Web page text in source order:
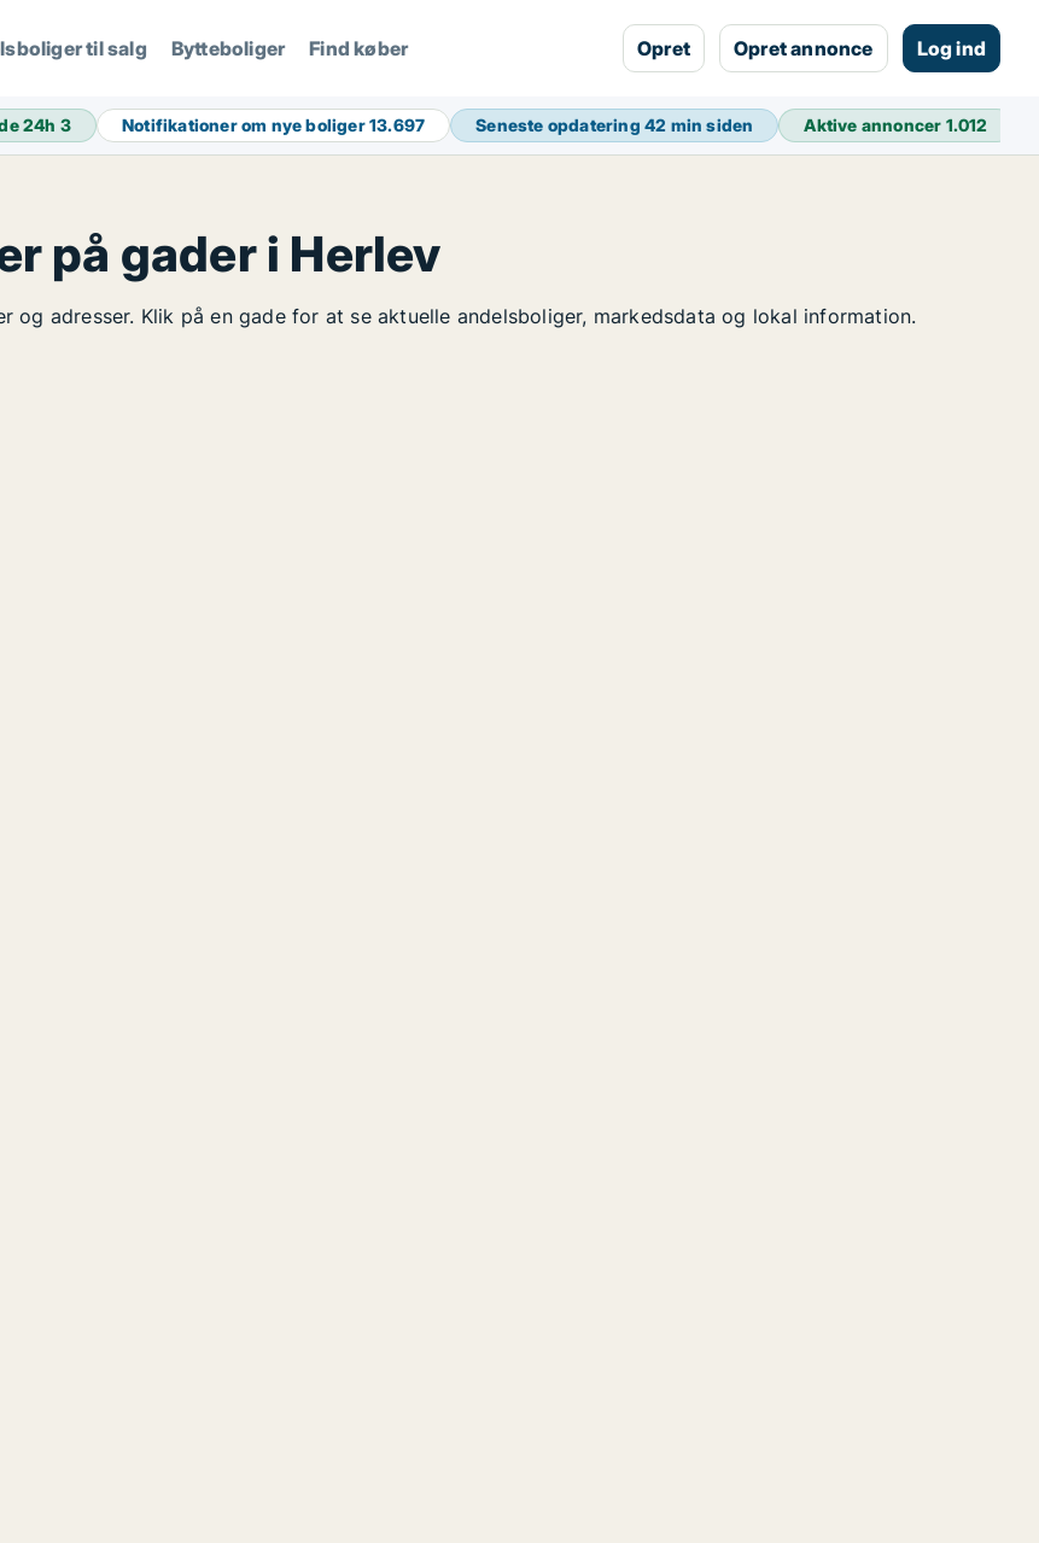
til salg Bytteboliger Find køber Opret Opret annonce Log ind
24h 3 Notifikationer om nye boliger13.697 Seneste opdatering42 min siden Aktive annoncer 1.012
på gader i Herlev
adresser. Klik på en gade for at se aktuelle andelsboliger, markedsdata og lokal information.